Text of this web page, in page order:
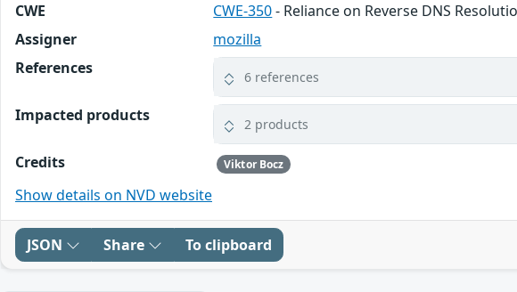
CWE CWE-350- Reliance on Reverse DNS
Assigner
mozilla
References
6 references
Impacted products 2 products
Credits Viktor Bocz
Show details on NVD website
JSON Share To clipboard